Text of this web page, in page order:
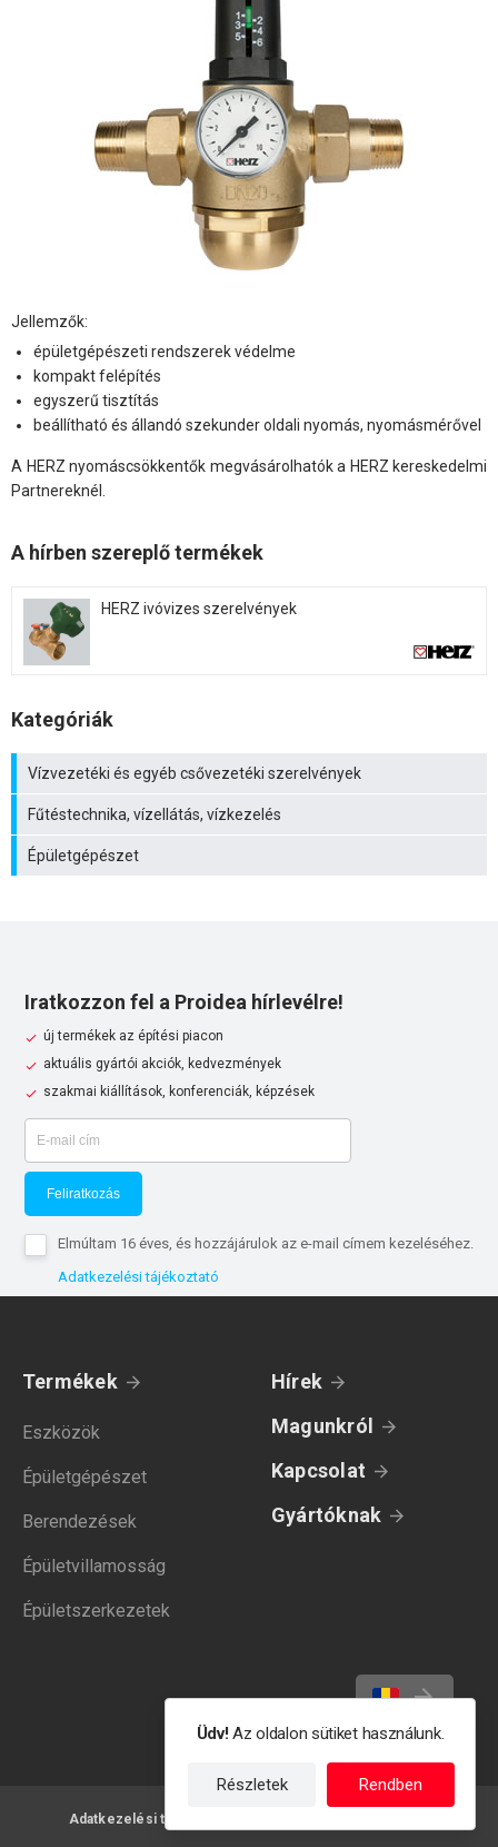
Jellemzők:
épületgépészeti rendszerek védelme
kompakt felépítés
egyszerű tisztítás
beállítható és állandó szekunder oldali nyomás, nyomásmérővel
A HERZ nyomáscsökkentők megvásárolhatók a HERZ kereskedelmi
Partnereknél.
A hírben szereplő termékek
HERZ ivóvizes szerelvények
Kategóriák
Vízvezetéki és egyéb csővezetéki szerelvények
Fűtéstechnika, vízellátás, vízkezelés
Épületgépészet
Iratkozzon fel a Proidea hírlevélre!
új termékek az építési piacon
aktuális gyártói akciók, kedvezmények
szakmai kiállítások, konferenciák, képzések
Feliratkozás
Elmúltam 16 éves, és hozzájárulok az e-mail címem kezeléséhez.
Adatkezelési tájékoztató
Termékek
Eszközök
Épületgépészet
Berendezések
Épületvillamosság
Épületszerkezetek
Hírek
Magunkról
Kapcsolat
Gyártóknak
Adatkezelési tájékoztató
Üdv!Az oldalon sütiket használunk.
Részletek Rendben